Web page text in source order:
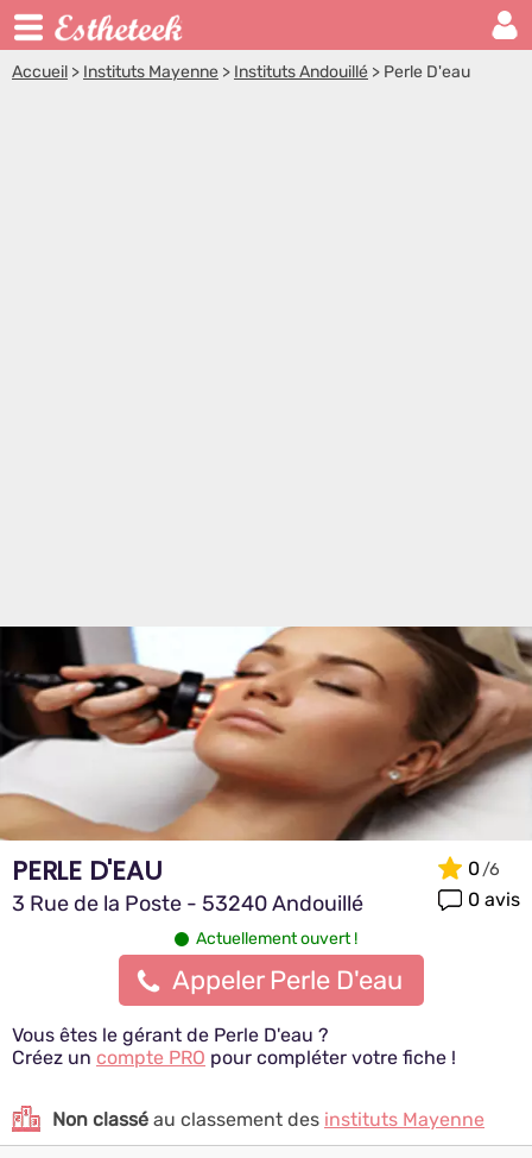
Accueil > Instituts Mayenne > Instituts Andouillé > Perle D'eau
PERLE D'EAU
3 Rue de la Poste - 53240 Andouillé
0
0 avis
Actuellement ouvert !
Appeler Perle D'eau
Vous êtes le gérant de Perle D'eau ?
Créez un compte PRO pour compléter votre fiche !
Non classé au classement des instituts Mayenne